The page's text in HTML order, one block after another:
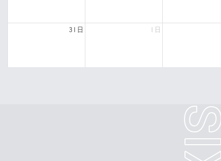
31日 1日